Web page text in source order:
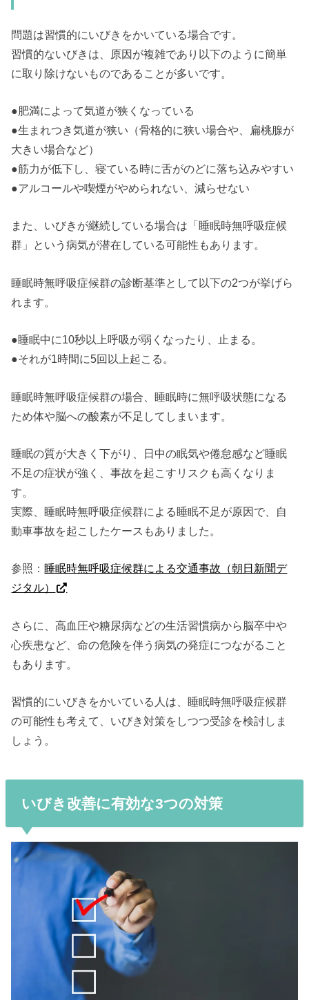
問題は習慣的にいびきをかいている場合です。
習慣的ないびきは、原因が複雑であり以下のように簡単
に取り除けないものであることが多いです。
●肥満によって気道が狭くなっている
●生まれつき気道が狭い（骨格的に狭い場合や、扁桃腺が
大きい場合など）
●筋力が低下し、寝ている時に舌がのどに落ち込みやすい
●アルコールや喫煙がやめられない、減らせない
また、いびきが継続している場合は「睡眠時無呼吸症候
群」という病気が潜在している可能性もあります。
睡眠時無呼吸症候群の診断基準として以下の2つが挙げら
れます。
●睡眠中に10秒以上呼吸が弱くなったり、止まる。
●それが1時間に5回以上起こる。
睡眠時無呼吸症候群の場合、睡眠時に無呼吸状態になる
ため体や脳への酸素が不足してしまいます。
睡眠の質が大きく下がり、日中の眠気や倦怠感など睡眠
不足の症状が強く、事故を起こすリスクも高くなりま
す。
実際、睡眠時無呼吸症候群による睡眠不足が原因で、自
動車事故を起こしたケースもありました。
参照：睡眠時無呼吸症候群による交通事故（朝日新聞デ
ジタル）
さらに、高血圧や糖尿病などの生活習慣病から脳卒中や
心疾患など、命の危険を伴う病気の発症につながること
もあります。
習慣的にいびきをかいている人は、睡眠時無呼吸症候群
の可能性も考えて、いびき対策をしつつ受診を検討しま
しょう。
いびき改善に有効な3つの対策